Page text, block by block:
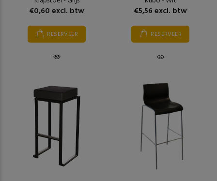
€0,60 excl. btw
RESERVEER
€5,56 excl. btw
RESERVEER